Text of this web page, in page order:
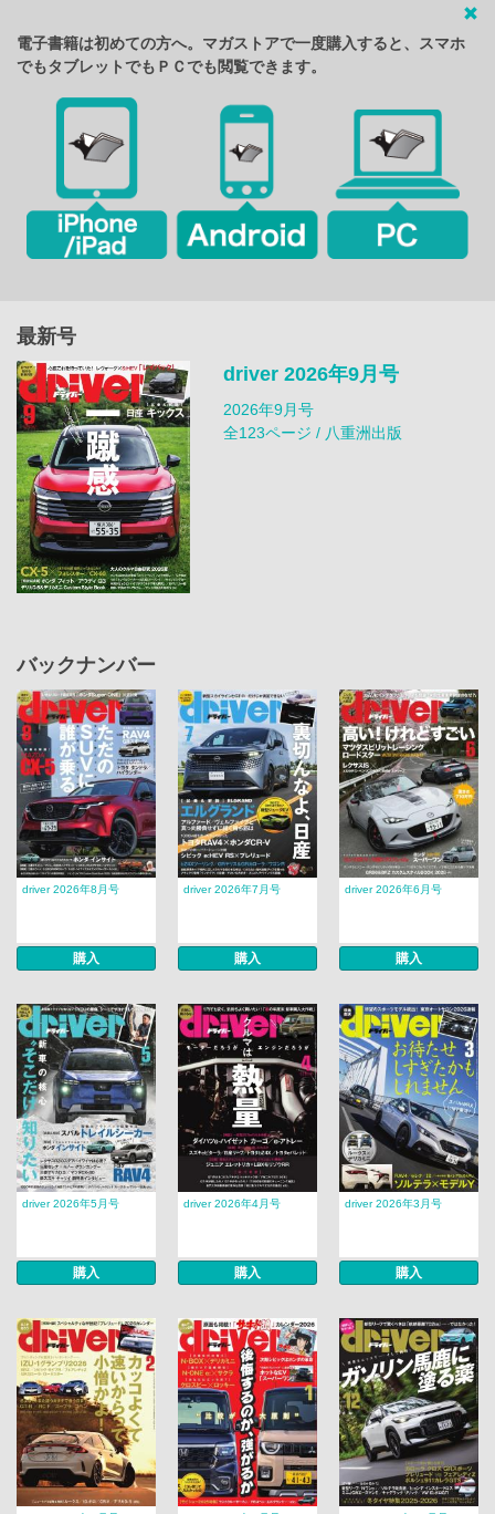
電子書籍は初めての方へ。マガストアで一度購入すると、スマホ
でもタブレットでもＰＣでも閲覧できます。
最新号
driver 2026年9月号
2026年9月号
全123ページ / 八重洲出版
バックナンバー
driver 2026年8月号
購入
driver 2026年7月号
購入
driver 2026年6月号
購入
driver 2026年5月号
購入
driver 2026年4月号
購入
driver 2026年3月号
購入